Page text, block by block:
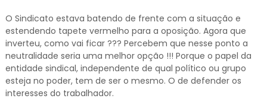
O Sindicato estava batendo de frente com a situação e
estendendo tapete vermelho para a oposição. Agora que
inverteu, como vai ficar ??? Percebem que nesse ponto a
neutralidade seria uma melhor opção !!! Porque o papel da
entidade sindical, independente de qual político ou grupo
esteja no poder, tem de ser o mesmo. O de defender os
interesses do trabalhador.